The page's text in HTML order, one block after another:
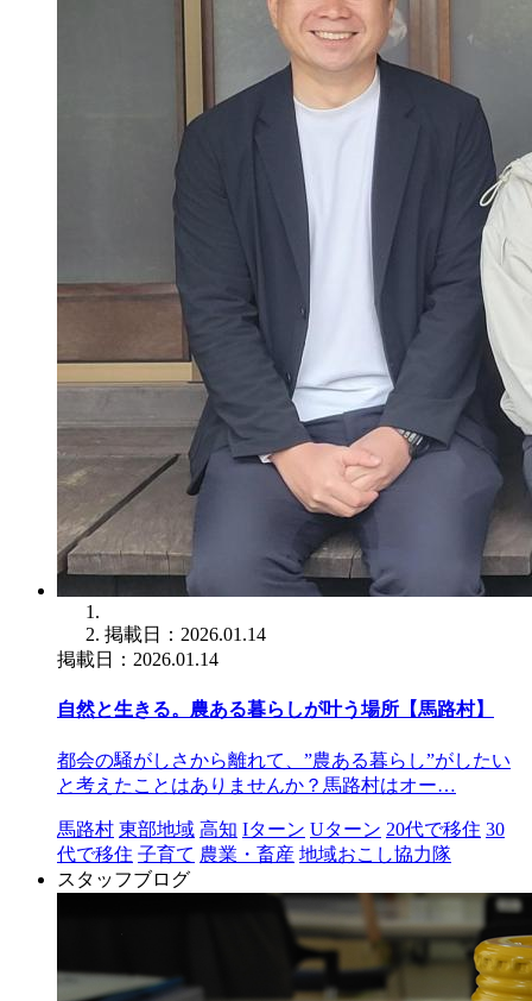
掲載日：2026.01.14
掲載日：2026.01.14
自然と生きる。農ある暮らしが叶う場所【馬路村】
都会の騒がしさから離れて、”農ある暮らし”がしたい
と考えたことはありませんか？馬路村はオー…
馬路村 東部地域 高知 Iターン Uターン 20代で移住 30
代で移住 子育て 農業・畜産 地域おこし協力隊
スタッフブログ